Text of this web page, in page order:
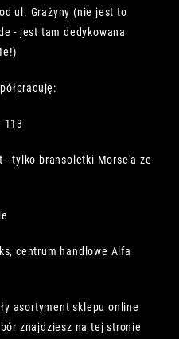
ul. Grażyny (nie jest to
- jest tam dedykowana
113
- tylko bransoletki Morse'a ze
centrum handlowe Alfa
asortyment sklepu online
znajdziesz na tej stronie